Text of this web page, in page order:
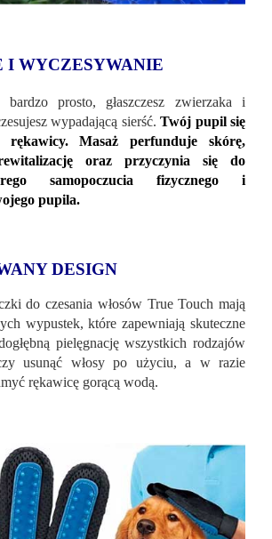
I WYCZESYWANIE
bardzo prosto, głaszczesz zwierzaka i
wypadającą sierść. Twój pupil się
Masaż perfunduje skórę,
oraz przyczynia się do
samopoczucia fizycznego i
pupila.
DESIGN
do czesania włosów True Touch mają
wypustek, które zapewniają skuteczne
pielęgnację wszystkich rodzajów
usunąć włosy po użyciu, a w razie
rękawicę gorącą wodą.